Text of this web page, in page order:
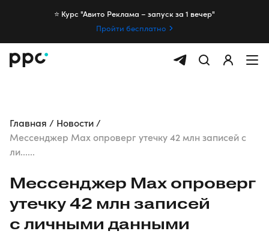
⭐️ Курс "Авито Реклама – запуск за 1 вечер"
Пройти бесплатно
Главная
Новости
Мессенджер Max опроверг утечку 42 млн записей с
ли......
Мессенджер Max опроверг
утечку 42 млн записей
с личными данными